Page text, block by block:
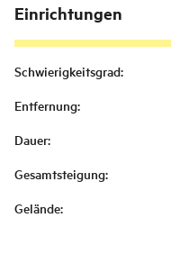
Einrichtungen
Schwierigkeitsgrad:
Entfernung:
Dauer:
Gesamtsteigung:
Gelände: